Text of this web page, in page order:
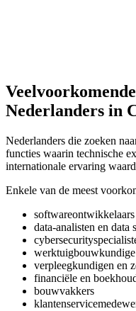
Nederlanders in
Nederlanders die zoeken
functies waarin technische
internationale ervaring
Enkele van de meest
softwareontwikkelaars
data-analisten en data
werktuigbouwkundige
verpleegkundigen en
financiële en
bouwvakkers